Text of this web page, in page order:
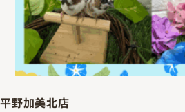
平野加美北店